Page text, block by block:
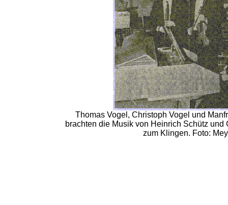
Thomas Vogel, Christoph Vogel und
brachten die Musik von Heinrich Schütz und
zum Klingen. Foto: